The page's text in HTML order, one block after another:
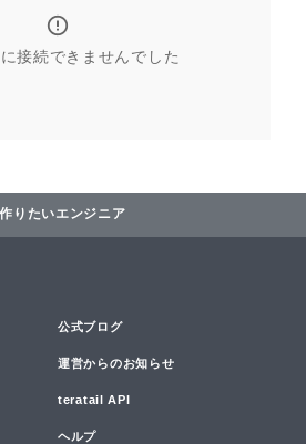
接続できませんでした
りたいエンジニア
公式ブログ
運営からのお知らせ
teratail API
ヘルプ